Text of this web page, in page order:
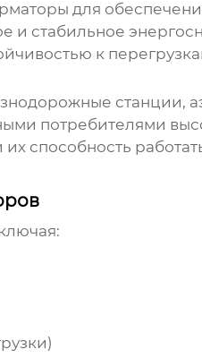
для
и стабильное
к
станции,
потребителями
способность